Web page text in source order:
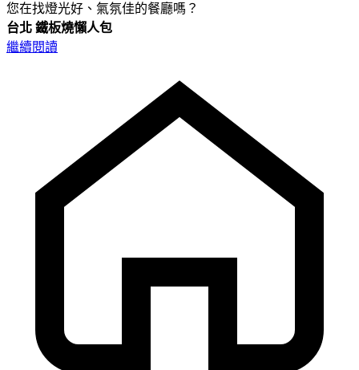
您在找燈光好、氣氛佳的餐廳嗎？
台北 鐵板燒懶人包
繼續閱讀